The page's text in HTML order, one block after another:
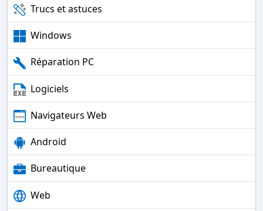
Trucs et astuces
Windows
Réparation PC
Logiciels
Navigateurs Web
Android
Bureautique
Web